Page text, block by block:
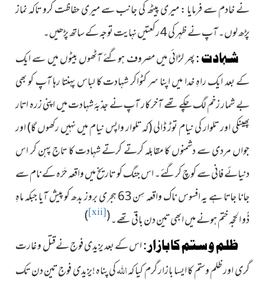
نے خادم سے فرمایا : میری پیٹھ کی جانب سے میری حفاظت کرو تاکہ نماز
پڑھ لوں۔ آپ نے ظہر کی 4 رکعتیں نہایت توجہ کے ساتھ پڑھیں۔
شہادت :پھر لڑائی میں مصروف ہوگئے آٹھوں بیٹوں میں سے ایک
کے بعد ایک راہِ خدا میں اپنا سر کٹواکر شہادت کا لباس پہنتا رہا آپ کو بھی
بے شمار زخم لگ چکے تھے آخر کار آپ نے جذبۂ شہادت میں اپنی زرہ اتار
پھینکی اور تلوار کی نیام توڑ ڈالی(کہ تلوار واپس نیام میں نہیں رکھوں گا)اور
جواں مردی سے دشمنوں کا مقابلہ کرتے کرتے شہادت کا تاج پہن کر اس
دنیائے فانی سے کوچ کرگئے۔ اس جنگ کو تاریخ میں واقعہ حَرّہ کے نام سے
جانا جاتا ہے یہ افسوس ناک واقعہ سِن 63 ہجری بروز بدھ کو پیش آیا جبکہ ماہِ
ذُو الحجّہ ختم ہونے میں ابھی تین دن باقی تھے۔(
[xii]
)
ظلم و ستم کا بازار :اس کے بعد یزیدی فوج نےقتل و غارت
گری اور ظلم وستم کا ایسا بازار گرم کیا کہاللہکی پناہ !یزیدی فوج تین دن تک